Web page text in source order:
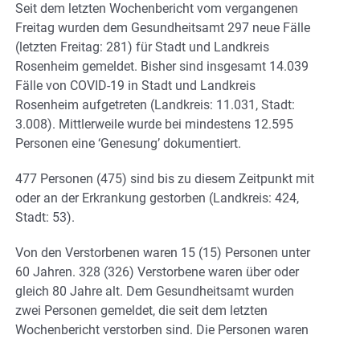
Seit dem letzten Wochenbericht vom vergangenen
Freitag wurden dem Gesundheitsamt 297 neue Fälle
(letzten Freitag: 281) für Stadt und Landkreis
Rosenheim gemeldet. Bisher sind insgesamt 14.039
Fälle von COVID-19 in Stadt und Landkreis
Rosenheim aufgetreten (Landkreis: 11.031, Stadt:
3.008). Mittlerweile wurde bei mindestens 12.595
Personen eine ‘Genesung’ dokumentiert.
477 Personen (475) sind bis zu diesem Zeitpunkt mit
oder an der Erkrankung gestorben (Landkreis: 424,
Stadt: 53).
Von den Verstorbenen waren 15 (15) Personen unter
60 Jahren. 328 (326) Verstorbene waren über oder
gleich 80 Jahre alt. Dem Gesundheitsamt wurden
zwei Personen gemeldet, die seit dem letzten
Wochenbericht verstorben sind. Die Personen waren